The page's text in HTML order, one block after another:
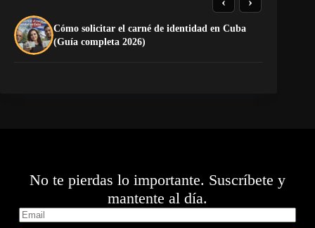
Cómo solicitar el carné de identidad en Cuba
(Guía completa 2026)
No te pierdas lo importante. Suscríbete y
mantente al día.